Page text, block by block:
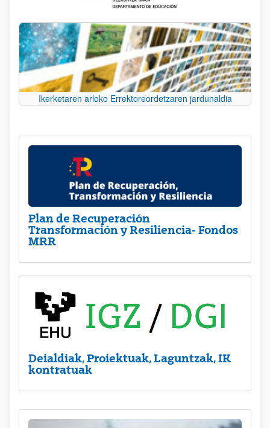
Ikerketaren arloko Errektoreordetzaren jardunaldia
Plan de Recuperación
Transformación y Resiliencia- Fondos
MRR
Deialdiak, Proiektuak, Laguntzak, IK
kontratuak